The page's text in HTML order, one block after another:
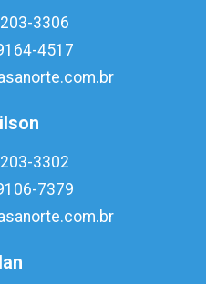
3306
4517
3302
7379